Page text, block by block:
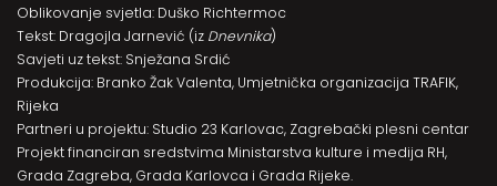
Oblikovanje svjetla: Duško Richtermoc
Tekst: Dragojla Jarnević (iz Dnevnika)
Savjeti uz tekst: Snježana Srdić
Produkcija: Branko Žak Valenta, Umjetnička organizacija TRAFIK,
Rijeka
Partneri u projektu: Studio 23 Karlovac, Zagrebački plesni centar
Projekt financiran sredstvima Ministarstva kulture i medija RH,
Grada Zagreba, Grada Karlovca i Grada Rijeke.